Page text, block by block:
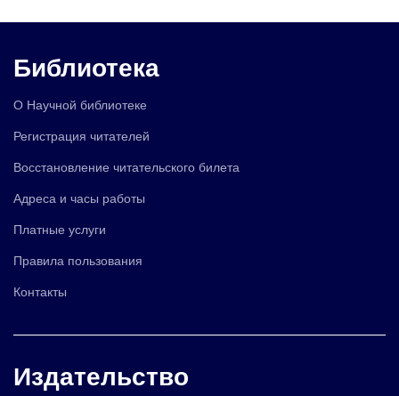
Библиотека
О Научной библиотеке
Регистрация читателей
Восстановление читательского билета
Адреса и часы работы
Платные услуги
Правила пользования
Контакты
Издательство